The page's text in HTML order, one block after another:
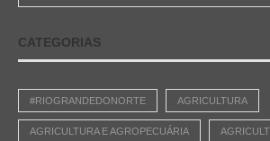
CATEGORIAS
#RIOGRANDEDONORTE AGRICULTURA
AGRICULTURA E AGROPECUÁRIA